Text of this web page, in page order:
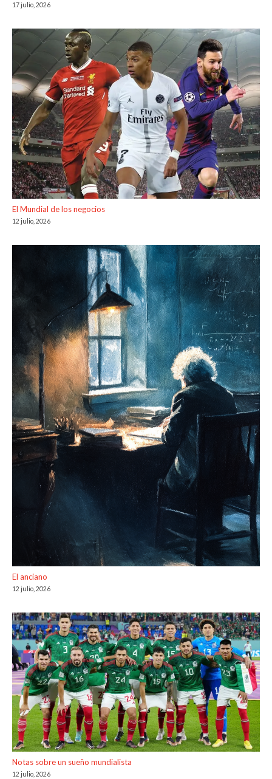
17 julio, 2026
El Mundial de los negocios
12 julio, 2026
El anciano
12 julio, 2026
Notas sobre un sueño mundialista
12 julio, 2026